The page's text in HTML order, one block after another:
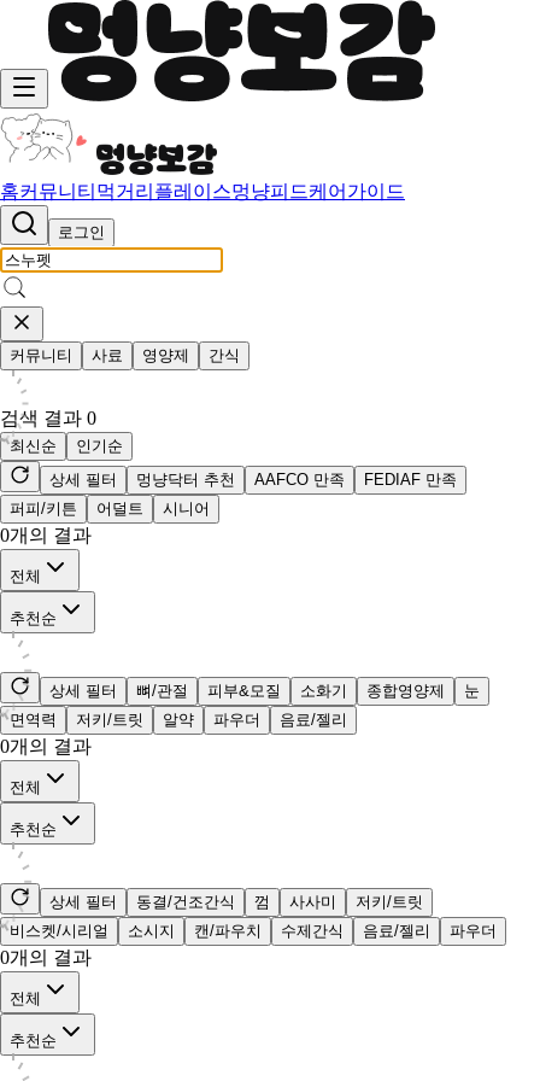
홈커뮤니티 먹거리 플레이스멍냥피드케어가이드
로그인
커뮤니티 사료 영양제 간식
검색 결과 0
최신순
인기순
상세 필터
멍냥닥터 추천 AAFCO 만족
FEDIAF 만족
퍼피/키튼
어덜트 시니어
0개의 결과
전체
추천순
상세 필터 뼈/관절 피부&모질 소화기 종합영양제
눈
면역력
저키/트릿 알약 파우더 음료/젤리
0개의 결과
전체
추천순
상세 필터 동결/건조간식 껌 사사미
저키/트릿
비스켓/시리얼
소시지 캔/파우치 수제간식 음료/젤리 파우더
0개의 결과
전체
추천순